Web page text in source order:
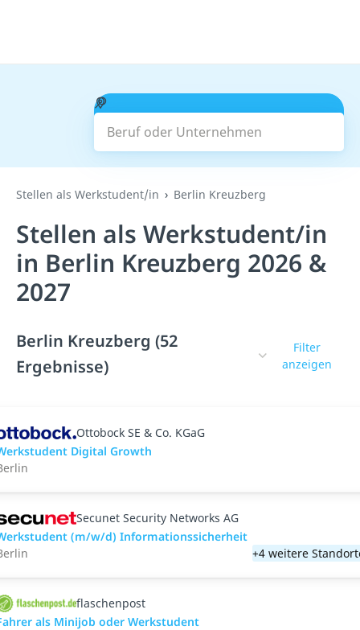
Beruf oder Unternehmen
Suchen
Stellen als Werkstudent/in Berlin Kreuzberg
Stellen als Werkstudent/in
in Berlin Kreuzberg 2026 &
2027
Berlin Kreuzberg (52
Ergebnisse)
Filter
anzeigen
Ottobock SE & Co. KGaG
Digital Growth
Secunet Security Networks AG
(m/w/d) Informationssicherheit
+4 weitere
flaschenpost
als Minijob oder Werkstudent